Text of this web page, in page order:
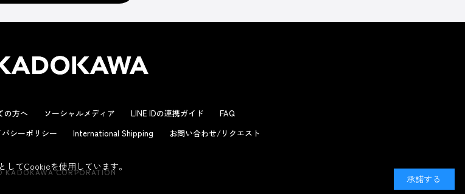
の方へ ソーシャルメディア LINE IDの連携ガイド
FAQ
バシーポリシー International Shipping お問い合わせ/リクエスト
KADOKAWA CORPORATION
てCookieを使用しています。
承諾する